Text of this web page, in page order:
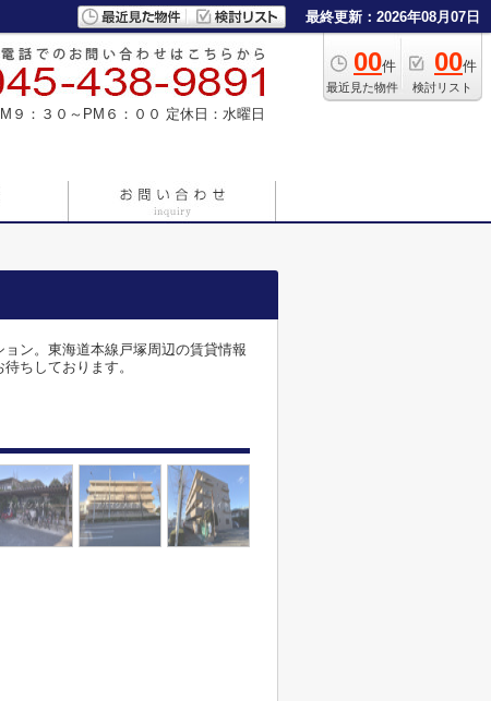
最終更新：2026年08月07日
00件
最近見た物件
00件
検討リスト
９：３０～PM６：００ 定休日：水曜日
ン。東海道本線戸塚周辺の賃貸情報
ちしております。